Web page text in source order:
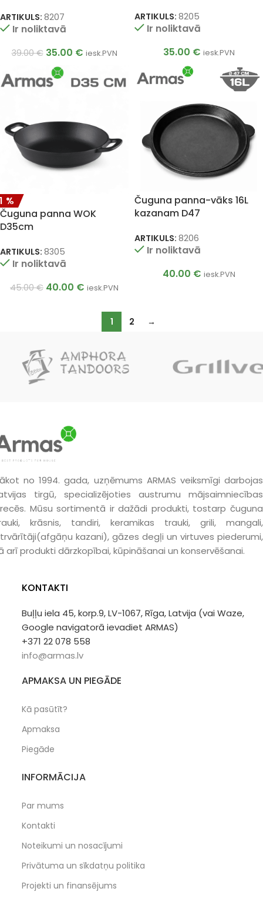
ARTIKULS: 8207
Ir noliktavā
39.00€ 35.00 € iesk.PVN
ARTIKULS: 8205
Ir noliktavā
35.00 € iesk.PVN
Čuguna panna WOK
D35cm
ARTIKULS: 8305
Ir noliktavā
45.00€ 40.00 € iesk.PVN
Čuguna panna-vāks 16L
kazanam D47
ARTIKULS: 8206
Ir noliktavā
40.00 € iesk.PVN
1 2 →
no 1994. gada, uzņēmums ARMAS veiksmīgi darbojas
tirgū, specializējoties austrumu mājsaimniecības
Mūsu sortimentā ir dažādi produkti, tostarp čuguna
krāsnis, tandiri, keramikas trauki, grili, mangali,
kazani), gāzes degļi un virtuves piederumi,
arī produkti dārzkopībai, kūpināšanai un konservēšanai.
KONTAKTI
Buļļu iela 45, korp.9, LV-1067, Rīga, Latvija (vai Waze,
Google navigatorā ievadiet ARMAS)
+371 22 078 558
info@armas.lv
APMAKSA UN PIEGĀDE
Kā pasūtīt?
Apmaksa
Piegāde
INFORMĀCIJA
Par mums
Kontakti
Noteikumi un nosacījumi
Privātuma un sīkdatņu politika
Projekti un finansējums